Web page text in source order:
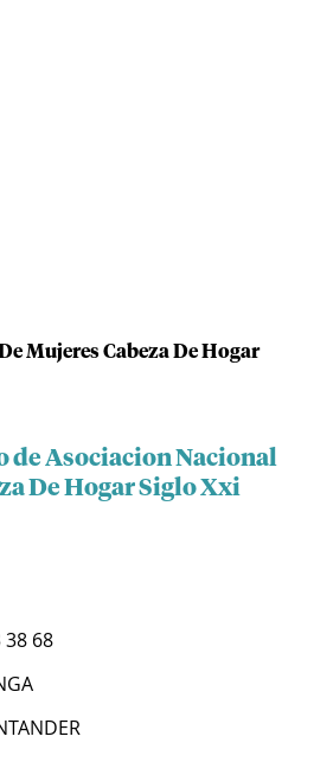
Mujeres Cabeza De Hogar
de Asociacion Nacional
De Hogar Siglo Xxi
38 68